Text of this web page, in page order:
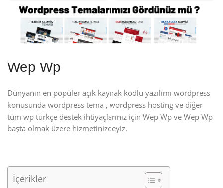
Wep Wp
Dünyanın en popüler açık kaynak kodlu yazılımı wordpress
konusunda wordpress tema , wordpress hosting ve diğer
tüm wp türkçe destek ihtiyaçlarınız için Wep Wp ve Wep Wp
başta olmak üzere hizmetinizdeyiz.
İçerikler